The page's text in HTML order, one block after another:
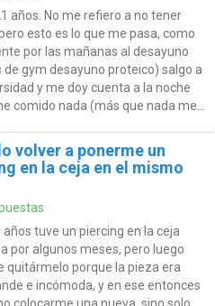
años. No me refiero a no tener
esto es lo que me pasa, como
por las mañanas al desayuno
de gym desayuno proteico) salgo a
y me doy cuenta a la noche
comido nada (más que nada me...
volver a ponerme un
en la ceja en el mismo
años tuve un piercing en la ceja
por algunos meses, pero luego
quitármelo porque la pieza era
e incómoda, y en ese entonces